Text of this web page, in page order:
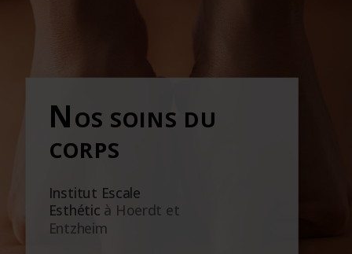
Nos soins du
corps
Institut Escale
Esthétic à Hoerdt et
Entzheim